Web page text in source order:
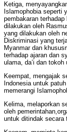
Ketiga,
Islamophobia seperti
pembakaran
dilakukan oleh
yang dilakukan oleh
Diskriminasi yang
Myanmar dan
terhadap ajaran dan
ulama, da’i dan
Keempat, mengajak
Indonesia untuk
memerangi
Kelima, melaporkan
oleh
untuk ditindak secara